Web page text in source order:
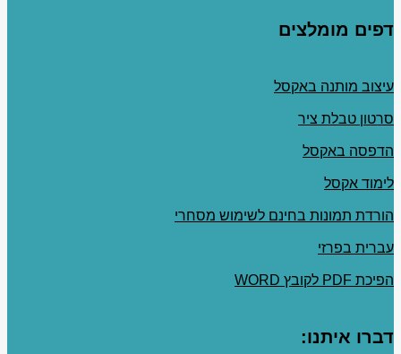
דפים מומלצים
עיצוב מותנה באקסל
סרטון טבלת ציר
הדפסה באקסל
לימוד אקסל
הורדת תמונות בחינם לשימוש מסחרי
עברית בפרזי
הפיכת PDF לקובץ WORD
דברו איתנו: